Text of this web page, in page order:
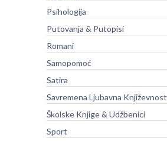
Psihologija
Putovanja & Putopisi
Romani
Samopomoć
Satira
Savremena Ljubavna Književnost
Školske Knjige & Udžbenici
Sport